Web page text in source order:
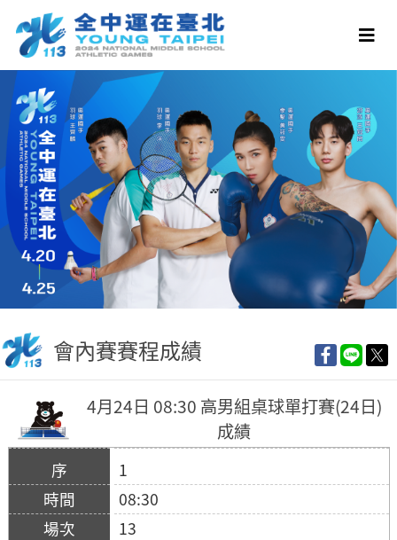
會內賽賽程成績
4月24日 08:30 高男組桌球單打賽(24日)
成績
1
08:30
13